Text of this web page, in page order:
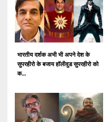
भारतीय दर्शक अभी भी अपने देश के
सुपरहीरो के बजाय हॉलीवुड सुपरहीरो को
क...